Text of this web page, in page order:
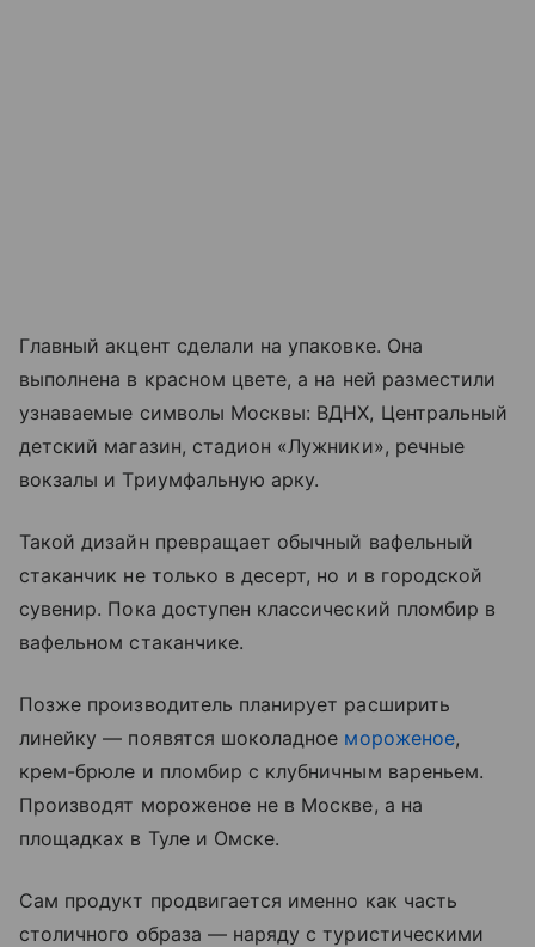
Главный акцент сделали на упаковке. Она
выполнена в красном цвете, а на ней разместили
узнаваемые символы Москвы: ВДНХ, Центральный
детский магазин, стадион «Лужники», речные
вокзалы и Триумфальную арку.
Такой дизайн превращает обычный вафельный
стаканчик не только в десерт, но и в городской
сувенир. Пока доступен классический пломбир в
вафельном стаканчике.
Позже производитель планирует расширить
линейку — появятся шоколадное мороженое,
крем-брюле и пломбир с клубничным вареньем.
Производят мороженое не в Москве, а на
площадках в Туле и Омске.
Сам продукт продвигается именно как часть
столичного образа — наряду с туристическими